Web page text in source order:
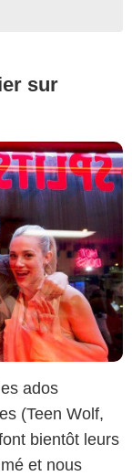
sur
ados
(Teen Wolf,
bientôt leurs
et nous